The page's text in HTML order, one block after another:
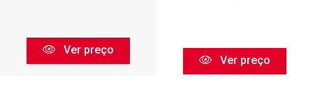
Ver preço
Ver preço